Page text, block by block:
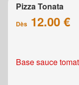
Pizza Tonata
Dès 12.00 €
Base sauce